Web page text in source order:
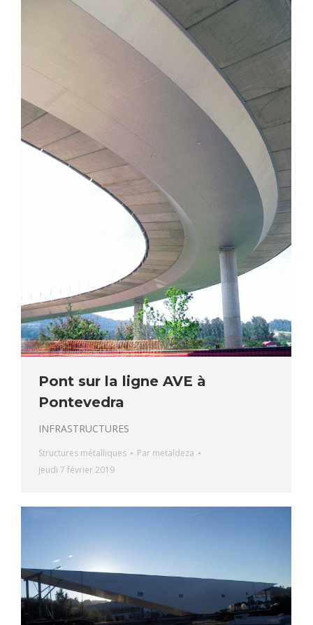
Pont sur la ligne AVE à
Pontevedra
INFRASTRUCTURES
Structures métalliques Par metaldeza
jeudi 7 février 2019